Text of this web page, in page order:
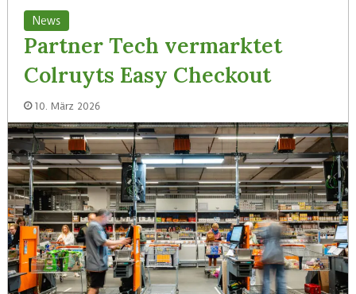
News
Partner Tech vermarktet
Colruyts Easy Checkout
10. März 2026